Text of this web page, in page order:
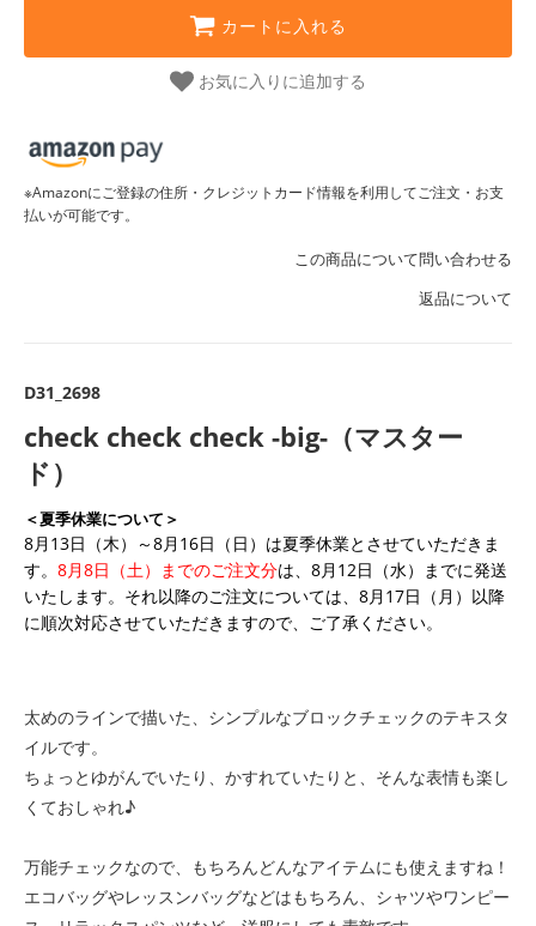
カートに入れる
お気に入りに追加する
※Amazonにご登録の住所・クレジットカード情報を利用してご注文・お支
払いが可能です。
この商品について問い合わせる
返品について
D31_2698
check check check -big-（マスター
ド）
＜夏季休業について＞
8月13日（木）～8月16日（日）は夏季休業とさせていただきま
す。 8月8日（土）までのご注文分は、8月12日（水）までに発送
いたします。それ以降のご注文については、8月17日（月）以降
に順次対応させていただきますので、ご了承ください。
太めのラインで描いた、シンプルなブロックチェックのテキスタ
イルです。
ちょっとゆがんでいたり、かすれていたりと、そんな表情も楽し
くておしゃれ♪
万能チェックなので、もちろんどんなアイテムにも使えますね！
エコバッグやレッスンバッグなどはもちろん、シャツやワンピー